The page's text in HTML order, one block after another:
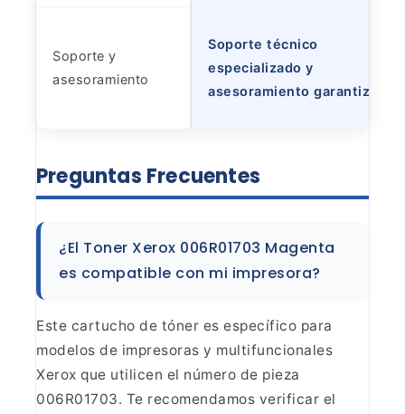
Soporte y
asesoramiento
Soporte técnico
especializado y
asesoramiento garantizado
Preguntas Frecuentes
¿El Toner Xerox 006R01703 Magenta
es compatible con mi impresora?
Este cartucho de tóner es específico para
modelos de impresoras y multifuncionales
Xerox que utilicen el número de pieza
006R01703. Te recomendamos verificar el